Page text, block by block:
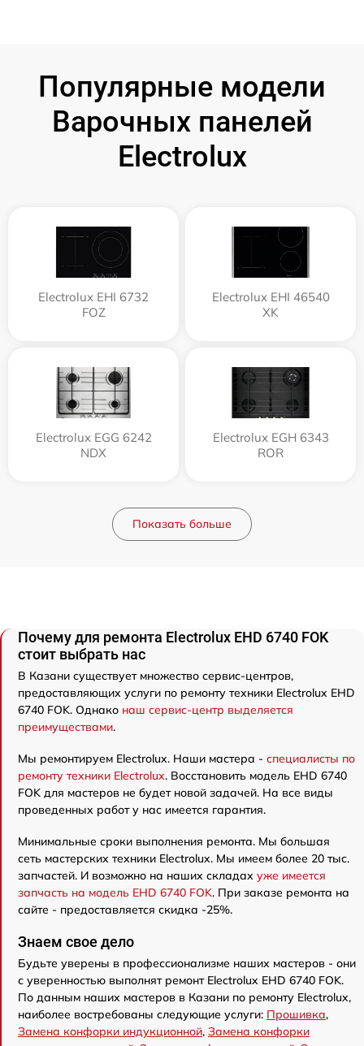
Популярные модели
Варочных панелей
Electrolux
Electrolux EHI 6732
FOZ
Electrolux EHI 46540
XK
Electrolux EGG 6242
NDX
Electrolux EGH 6343
ROR
Показать больше
Почему для ремонта Electrolux EHD 6740 FOK
стоит выбрать нас
В Казани существует множество сервис-центров,
предоставляющих услуги по ремонту техники Electrolux EHD
6740 FOK. Однако наш сервис-центр выделяется
преимуществами.
Мы ремонтируем Electrolux. Наши мастера - специалисты по
ремонту техники Electrolux. Восстановить модель EHD 6740
FOK для мастеров не будет новой задачей. На все виды
проведенных работ у нас имеется гарантия.
Минимальные сроки выполнения ремонта. Мы большая
сеть мастерских техники Electrolux. Мы имеем более 20 тыс.
запчастей. И возможно на наших складах уже имеется
запчасть на модель EHD 6740 FOK. При заказе ремонта на
сайте - предоставляется скидка -25%.
Знаем свое дело
Будьте уверены в профессионализме наших мастеров - они
с уверенностью выполнят ремонт Electrolux EHD 6740 FOK.
По данным наших мастеров в Казани по ремонту Electrolux,
наиболее востребованы следующие услуги: Прошивка,
Замена конфорки индукционной, Замена конфорки